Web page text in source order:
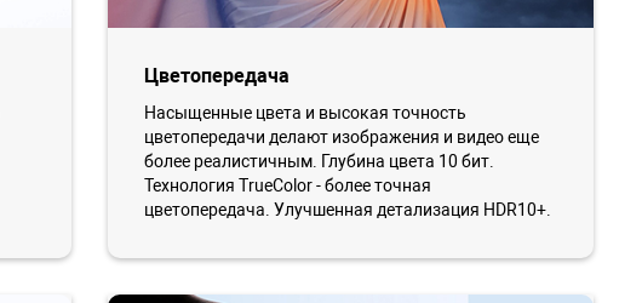
Цветопередача
Насыщенные цвета и высокая точность
цветопередачи делают изображения и видео еще
более реалистичным. Глубина цвета 10 бит.
Технология TrueColor - более точная
цветопередача. Улучшенная детализация HDR10+.